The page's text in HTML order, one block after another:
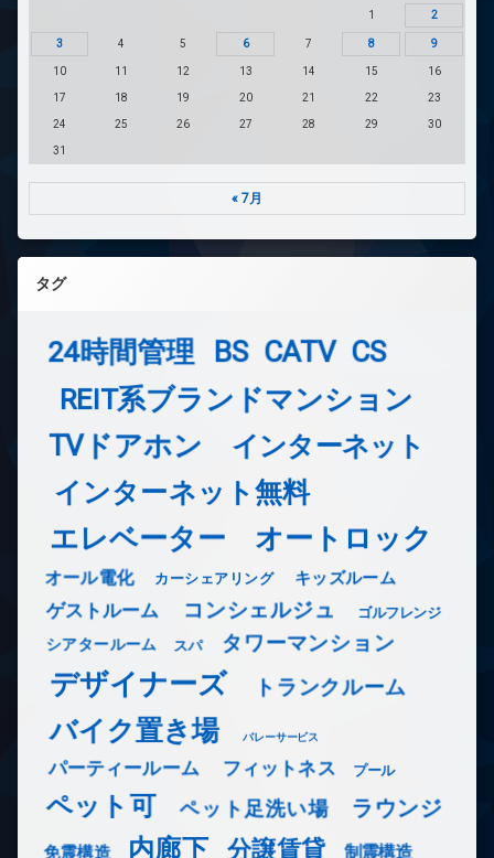
1 2
3 4 5 6 7 8 9
10 11 12 13 14 15 16
17 18 19 20 21 22 23
24 25 26 27 28 29 30
31
« 7月
タグ
24時間管理 BS CATV CS
REIT系ブランドマンション
TVドアホン インターネット
インターネット無料
エレベーター オートロック
オール電化 カーシェアリング キッズルーム
ゲストルーム コンシェルジュ ゴルフレンジ
シアタールーム スパ タワーマンション
デザイナーズ トランクルーム
バイク置き場 バレーサービス
パーティールーム フィットネス プール
ペット可 ペット足洗い場 ラウンジ
免震構造 内廊下 分譲賃貸 制震構造